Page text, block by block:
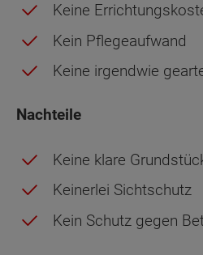
Keine
Kein Pflegeaufwand
Keine irgendwie
Nachteile
Keine klare
Keinerlei Sichtschutz
Kein Schutz gegen